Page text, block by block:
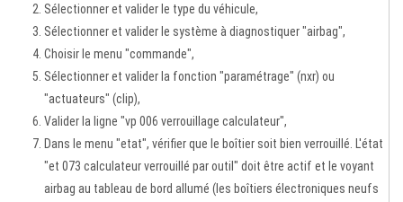
Sélectionner et valider le type du véhicule,
Sélectionner et valider le système à diagnostiquer "airbag",
Choisir le menu "commande",
Sélectionner et valider la fonction "paramétrage" (nxr) ou
"actuateurs" (clip),
Valider la ligne "vp 006 verrouillage calculateur",
Dans le menu "etat", vérifier que le boîtier soit bien verrouillé. L'état
"et 073 calculateur verrouillé par outil" doit être actif et le voyant
airbag au tableau de bord allumé (les boîtiers électroniques neufs